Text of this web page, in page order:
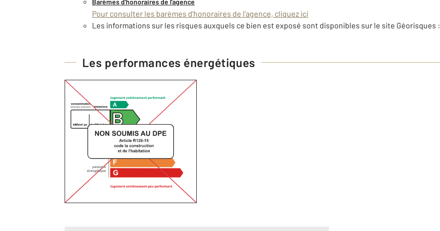
Pour consulter les barèmes d'honoraires de l'agence, cliquez ici
Les informations sur les risques auxquels ce bien est exposé sont disponibles sur le site Géorisques :
Les performances énergétiques